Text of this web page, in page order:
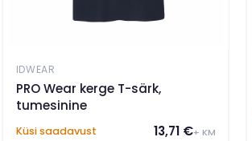
IDWEAR
PRO Wear kerge T-särk,
tumesinine
Küsi saadavust 13,71 €+ KM